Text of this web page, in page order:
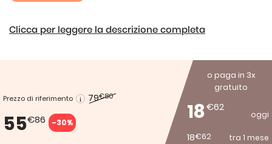
Clicca per leggere la descrizione completa
Prezzo di riferimento 79€80
55€86 -30%
o paga in 3x
gratuito
18€62
oggi
18€62 tra 1 mese